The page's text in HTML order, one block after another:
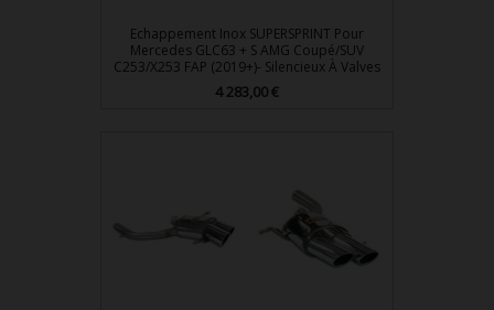
Echappement Inox SUPERSPRINT Pour
Mercedes GLC63 + S AMG Coupé/SUV
C253/X253 FAP (2019+)- Silencieux À Valves
Prix
4 283,00 €